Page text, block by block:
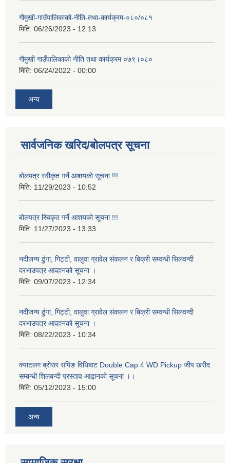
गौमुखी-गाउँपालिकाको-नीति-तथा-कार्यक्रम-०८०/०८१
मिति: 06/26/2023 - 12:13
गौमुखी गाउँपालिकाको नीति तथा कार्यक्रम ०७९।०८०
मिति: 06/24/2022 - 00:00
अन्य
सार्वजनिक खरिद/बोलपत्र सूचना
बोलपत्र स्वीकृत गर्ने आशयको सूचना !!!
मिति: 11/29/2023 - 10:52
बोलपत्र स्विकृत गर्ने आशयको सूचना !!!
मिति: 11/27/2023 - 13:33
नदीजन्य ढुंगा, गिट्टी, वालुवा ग्रावेल संकलन र बिक्री सम्वन्धी सिलवन्दी
दरभाउपत्र आव्हानको सूचना ।
मिति: 09/07/2023 - 12:34
नदीजन्य ढुंगा, गिट्टी, वालुवा ग्रावेल संकलन र बिक्री सम्वन्धी सिलवन्दी
दरभाउपत्र आव्हानको सूचना ।
मिति: 08/22/2023 - 10:34
क्याटलग ब्रोसर सपिङ विधिबाट Double Cap 4 WD Pickup जीप खरीद
सम्बन्धी शिलबन्दी प्रस्ताव आह्वानको सूचना ।।
मिति: 05/12/2023 - 15:00
अन्य